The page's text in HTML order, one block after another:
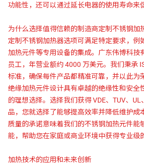
功能性，还可以通过延长电器的使用寿命来
为什么选择值得信赖的制造商定制不锈钢加
定制不锈钢加热器选项可满足特定要求，例
加热元件等专用设备的集成。广东伟博科技
员工，年营业额约 4000 万美元。我们秉承
标准，确保每件产品都精准可靠，并以此为
绝缘加热元件设计具有卓越的绝缘性和安全
的理想选择。选择我们获得 VDE、TUV、UL
品，您就选择了能够提高效率并降低维护成
质量的承诺意味着我们的不锈钢加热元件能
能，帮助您在家庭或商业环境中获得专业级
加热技术的应用和未来创新